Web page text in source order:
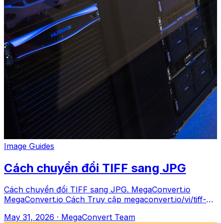
Image Guides
Cách chuyển đổi TIFF sang JPG
Cách chuyển đổi TIFF sang JPG. MegaConvert.io
MegaConvert.io Cách Truy cập megaconvert.io/vi/tiff-
May 31, 2026 · MegaConvert Team